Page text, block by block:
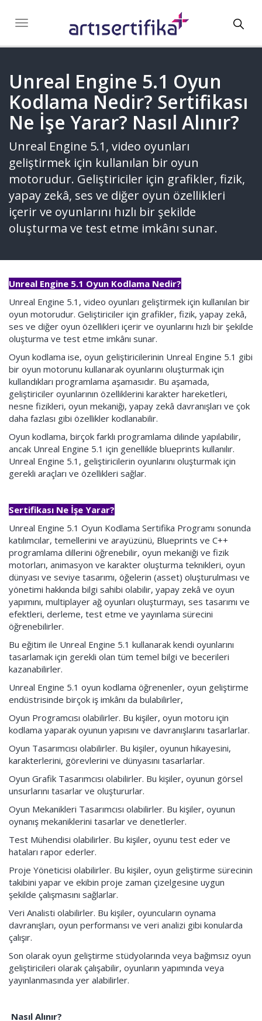
Toggle
Unreal Engine 5.1 Oyun
Kodlama Nedir? Sertifikası
Ne İşe Yarar? Nasıl Alınır?
Unreal Engine 5.1, video oyunları
geliştirmek için kullanılan bir oyun
motorudur. Geliştiriciler için grafikler, fizik,
yapay zekâ, ses ve diğer oyun özellikleri
içerir ve oyunlarını hızlı bir şekilde
oluşturma ve test etme imkânı sunar.
Unreal Engine 5.1 Oyun Kodlama Nedir?
Unreal Engine 5.1, video oyunları geliştirmek için kullanılan bir
oyun motorudur. Geliştiriciler için grafikler, fizik, yapay zekâ,
ses ve diğer oyun özellikleri içerir ve oyunlarını hızlı bir şekilde
oluşturma ve test etme imkânı sunar.
Oyun kodlama ise, oyun geliştiricilerinin Unreal Engine 5.1 gibi
bir oyun motorunu kullanarak oyunlarını oluşturmak için
kullandıkları programlama aşamasıdır. Bu aşamada,
geliştiriciler oyunlarının özelliklerini karakter hareketleri,
nesne fizikleri, oyun mekaniği, yapay zekâ davranışları ve çok
daha fazlası gibi özellikler kodlanabilir.
Oyun kodlama, birçok farklı programlama dilinde yapılabilir,
ancak Unreal Engine 5.1 için genellikle blueprints kullanılır.
Unreal Engine 5.1, geliştiricilerin oyunlarını oluşturmak için
gerekli araçları ve özellikleri sağlar.
Sertifikası Ne İşe Yarar?
Unreal Engine 5.1 Oyun Kodlama Sertifika Programı sonunda
katılımcılar, temellerini ve arayüzünü, Blueprints ve C++
programlama dillerini öğrenebilir, oyun mekaniği ve fizik
motorları, animasyon ve karakter oluşturma teknikleri, oyun
dünyası ve seviye tasarımı, öğelerin (asset) oluşturulması ve
yönetimi hakkında bilgi sahibi olabilir, yapay zekâ ve oyun
yapımını, multiplayer ağ oyunları oluşturmayı, ses tasarımı ve
efektleri, derleme, test etme ve yayınlama sürecini
öğrenebilirler.
Bu eğitim ile Unreal Engine 5.1 kullanarak kendi oyunlarını
tasarlamak için gerekli olan tüm temel bilgi ve becerileri
kazanabilirler.
Unreal Engine 5.1 oyun kodlama öğrenenler, oyun geliştirme
endüstrisinde birçok iş imkânı da bulabilirler,
Oyun Programcısı olabilirler. Bu kişiler, oyun motoru için
kodlama yaparak oyunun yapısını ve davranışlarını tasarlarlar.
Oyun Tasarımcısı olabilirler. Bu kişiler, oyunun hikayesini,
karakterlerini, görevlerini ve dünyasını tasarlarlar.
Oyun Grafik Tasarımcısı olabilirler. Bu kişiler, oyunun görsel
unsurlarını tasarlar ve oluştururlar.
Oyun Mekanikleri Tasarımcısı olabilirler. Bu kişiler, oyunun
oynanış mekaniklerini tasarlar ve denetlerler.
Test Mühendisi olabilirler. Bu kişiler, oyunu test eder ve
hataları rapor ederler.
Proje Yöneticisi olabilirler. Bu kişiler, oyun geliştirme sürecinin
takibini yapar ve ekibin proje zaman çizelgesine uygun
şekilde çalışmasını sağlarlar.
Veri Analisti olabilirler. Bu kişiler, oyuncuların oynama
davranışları, oyun performansı ve veri analizi gibi konularda
çalışır.
Son olarak oyun geliştirme stüdyolarında veya bağımsız oyun
geliştiricileri olarak çalışabilir, oyunların yapımında veya
yayınlanmasında yer alabilirler.
Nasıl Alınır?